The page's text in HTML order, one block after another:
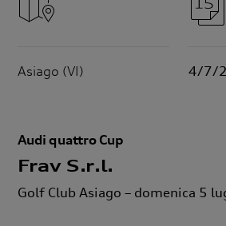
Asiago (VI) 4/7/
Audi quattro Cup
Frav S.r.l.
Golf Club Asiago – domenica 5